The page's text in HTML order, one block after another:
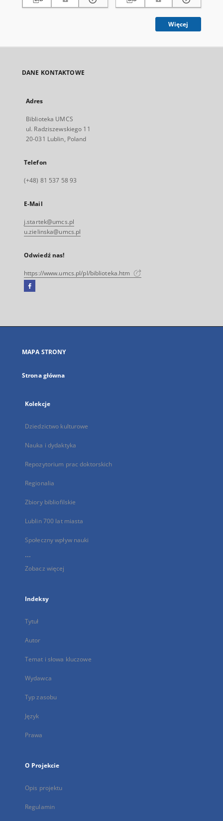
Więcej
DANE KONTAKTOWE
Adres
Biblioteka UMCS
ul. Radziszewskiego 11
20-031 Lublin, Poland
Telefon
(+48) 81 537 58 93
E-Mail
j.startek@umcs.pl
u.zielinska@umcs.pl
Odwiedź nas!
https://www.umcs.pl/pl/biblioteka.htm
Facebook
się
karcie
MAPA STRONY
Strona główna
Kolekcje
Dziedzictwo kulturowe
Nauka i dydaktyka
Repozytorium prac doktorskich
Regionalia
Zbiory bibliofilskie
Lublin 700 lat miasta
Społeczny wpływ nauki
...
Zobacz więcej
Indeksy
Tytuł
Autor
Temat i słowa kluczowe
Wydawca
Typ zasobu
Język
Prawa
O Projekcie
Opis projektu
Regulamin